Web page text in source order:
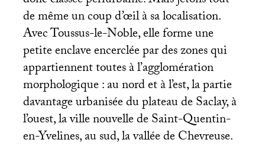
de même un coup d’œil à sa localisation.
Avec Toussus-le-Noble, elle forme une
petite enclave encerclée par des zones qui
appartiennent toutes à l’agglomération
morphologique : au nord et à l’est, la partie
davantage urbanisée du plateau de Saclay, à
l’ouest, la ville nouvelle de Saint-Quentin-
en-Yvelines, au sud, la vallée de Chevreuse.